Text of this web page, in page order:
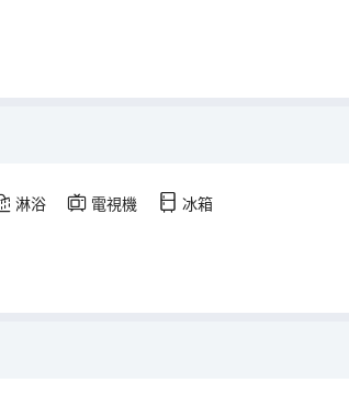
淋浴 電視機 冰箱